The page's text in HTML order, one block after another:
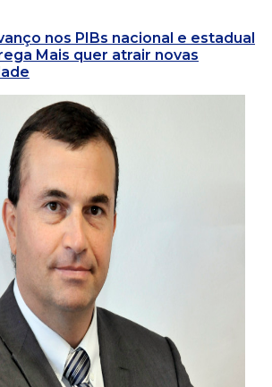
nos PIBs nacional e estadual
Mais quer atrair novas